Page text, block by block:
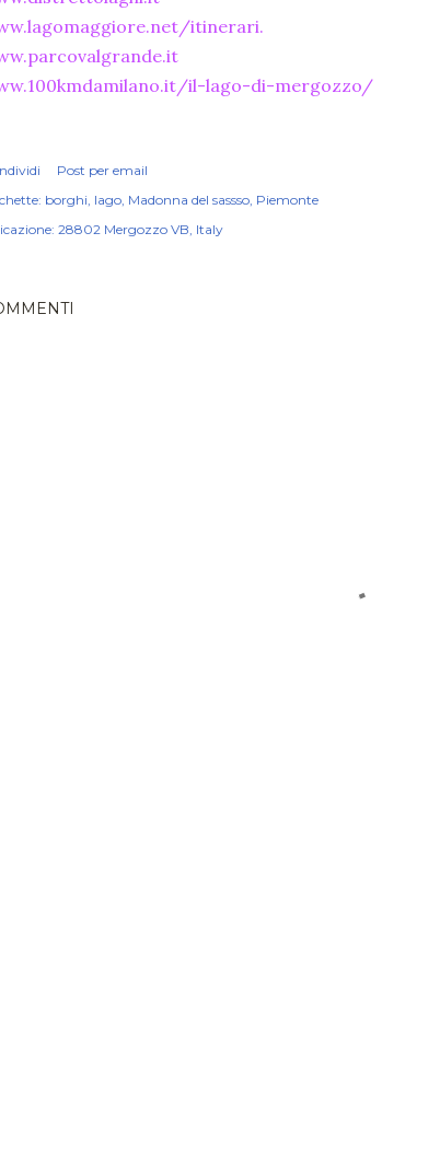
itinerari.
il-lago-di-mergozzo/
Post per email
borghi lago Madonna del sassso Piemonte
28802 Mergozzo VB, Italy